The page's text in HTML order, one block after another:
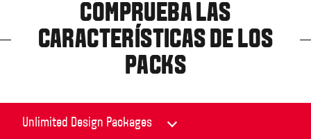
COMPRUEBA LAS
CARACTERÍSTICAS DE LOS
PACKS